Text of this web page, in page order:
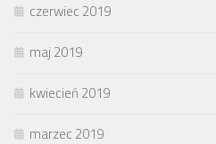
czerwiec 2019
maj 2019
kwiecień 2019
marzec 2019